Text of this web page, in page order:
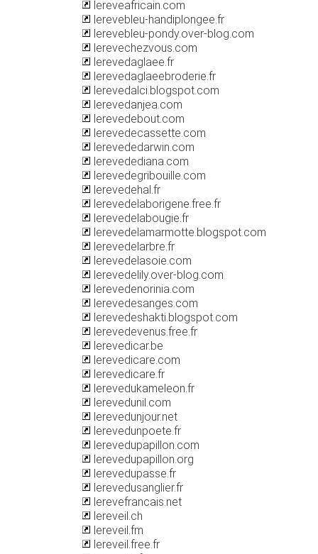
lereveafricain.com
lerevebleu-handiplongee.fr
lerevebleu-pondy.over-blog.com
lerevechezvous.com
lerevedaglaee.fr
lerevedaglaeebroderie.fr
lerevedalci.blogspot.com
lerevedanjea.com
lerevedebout.com
lerevedecassette.com
lerevededarwin.com
lerevedediana.com
lerevedegribouille.com
lerevedehal.fr
lerevedelaborigene.free.fr
lerevedelabougie.fr
lerevedelamarmotte.blogspot.com
lerevedelarbre.fr
lerevedelasoie.com
lerevedelily.over-blog.com
lerevedenorinia.com
lerevedesanges.com
lerevedeshakti.blogspot.com
lerevedevenus.free.fr
lerevedicar.be
lerevedicare.com
lerevedicare.fr
lerevedukameleon.fr
lerevedunil.com
lerevedunjour.net
lerevedunpoete.fr
lerevedupapillon.com
lerevedupapillon.org
lerevedupasse.fr
lerevedusanglier.fr
lerevefrancais.net
lereveil.ch
lereveil.fm
lereveil.free.fr